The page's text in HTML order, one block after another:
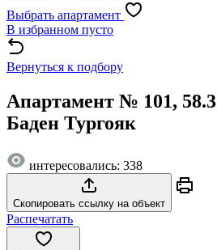
Выбрать апартамент
В избранном пусто
Вернуться к подбору
Апартамент № 101,
Баден Тургояк
интересовались: 338
Скопировать ссылку на объект
Распечатать